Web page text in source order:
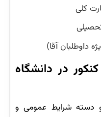
کلی
داوطلبان آقا)
در دانشگاه
دسته شرایط عمومی و